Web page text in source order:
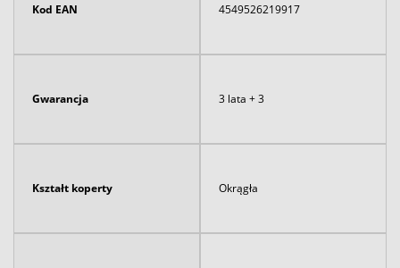
Kod EAN 4549526219917
Gwarancja 3 lata + 3
Kształt koperty Okrągła